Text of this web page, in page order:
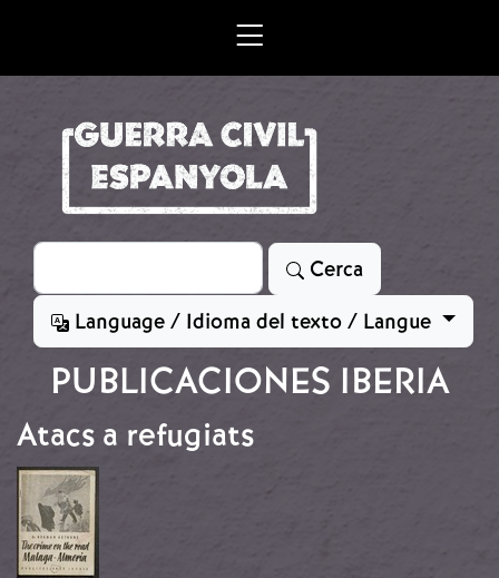
Cerca
Cerca
Language / Idioma del texto / Langue
PUBLICACIONES IBERIA
Atacs a refugiats
Imatge